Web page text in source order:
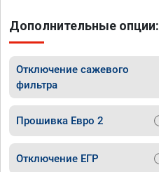
Дополнительные опции:
Отключение сажевого
фильтра
Прошивка Евро 2
Отключение ЕГР